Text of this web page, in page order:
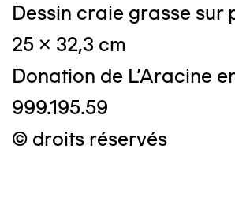
Dessin craie grasse sur
25 x 32,3 cm
Donation de L'Aracine
999.195.59
© droits réservés